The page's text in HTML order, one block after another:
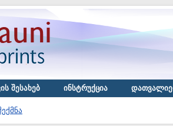
შესახებ ინსტრუქცია